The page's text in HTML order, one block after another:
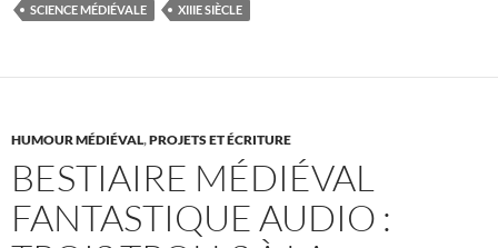
SCIENCE MÉDIÉVALE
XIIIE SIÈCLE
HUMOUR MÉDIÉVAL,PROJETS ET ÉCRITURE
BESTIAIRE MÉDIÉVAL
FANTASTIQUE AUDIO :